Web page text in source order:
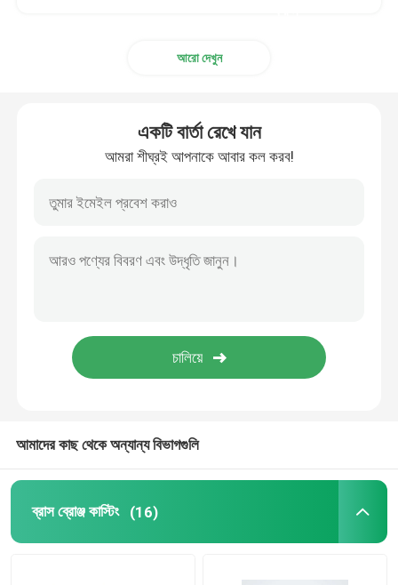
কপার শীট
Bushings এবং Bearings
আরো দেখুন
একটি বার্তা রেখে যান
আমরা শীঘ্রই আপনাকে আবার কল করব!
আমাদের কাছ থেকে অন্যান্য বিভাগগুলি
ব্রাস ব্রোঞ্জ কাস্টিং (16)